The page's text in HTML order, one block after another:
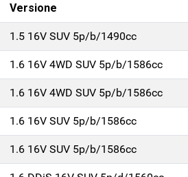
Versione
1.5 16V SUV 5p/b/1490cc
1.6 16V 4WD SUV 5p/b/1586cc
1.6 16V 4WD SUV 5p/b/1586cc
1.6 16V SUV 5p/b/1586cc
1.6 16V SUV 5p/b/1586cc